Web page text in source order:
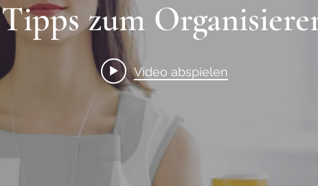
Tipps zum
Video abspielen